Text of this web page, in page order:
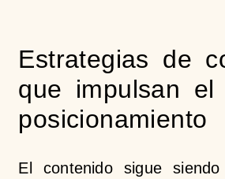
Estrategias de
que impulsan el
posicionamiento
El contenido sigue